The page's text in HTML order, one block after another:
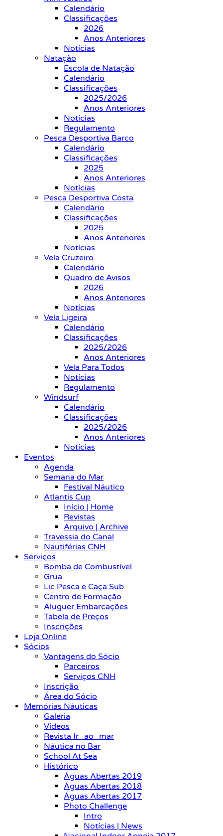
Calendário
Classificações
2026
Anos Anteriores
Notícias
Natação
Escola de Natação
Calendário
Classificações
2025/2026
Anos Anteriores
Notícias
Regulamento
Pesca Desportiva Barco
Calendário
Classificações
2025
Anos Anteriores
Notícias
Pesca Desportiva Costa
Calendário
Classificações
2025
Anos Anteriores
Notícias
Vela Cruzeiro
Calendário
Quadro de Avisos
2026
Anos Anteriores
Notícias
Vela Ligeira
Calendário
Classificações
2025/2026
Anos Anteriores
Vela Para Todos
Notícias
Regulamento
Windsurf
Calendário
Classificações
2025/2026
Anos Anteriores
Notícias
Eventos
Agenda
Semana do Mar
Festival Náutico
Atlantis Cup
Início | Home
Revistas
Arquivo | Archive
Travessia do Canal
Nautiférias CNH
Serviços
Bomba de Combustível
Grua
Lic Pesca e Caça Sub
Centro de Formação
Aluguer Embarcações
Tabela de Preços
Inscrições
Loja Online
Sócios
Vantagens do Sócio
Parceiros
Serviços CNH
Inscrição
Área do Sócio
Memórias Náuticas
Galeria
Vídeos
Revista Ir_ao_mar
Náutica no Bar
School At Sea
Histórico
Águas Abertas 2019
Águas Abertas 2018
Águas Abertas 2017
Photo Challenge
Intro
Notícias | News